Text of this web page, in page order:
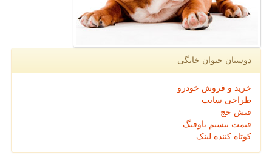
دوستان حیوان خانگی
خرید و فروش خودرو
طراحی سایت
فیش حج
قیمت بیسیم باوفنگ
کوتاه کننده لینک